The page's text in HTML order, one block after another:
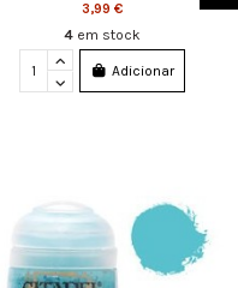
3,99 €
4 em stock
Adicionar